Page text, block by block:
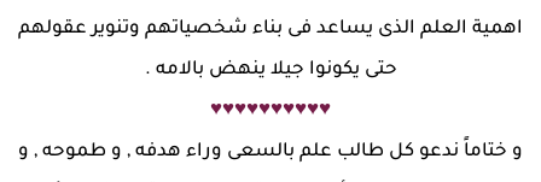
اهمية العلم الذى يساعد فى بناء شخصياتهم وتنوير عقولهم
حتى يكونوا جيلا ينهض بالامه .
♥♥♥♥♥♥♥♥♥♥
و ختاماً ندعو كل طالب علم بالسعى وراء هدفه , و طموحه , و